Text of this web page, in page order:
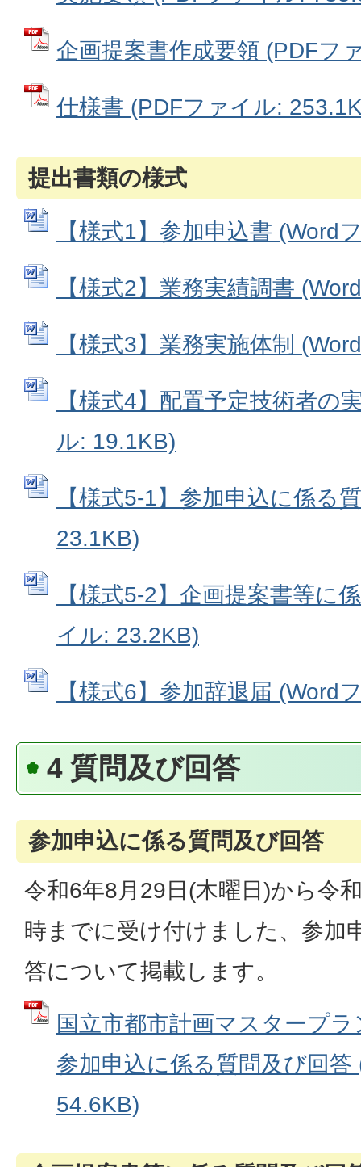
企画提案書作成要領 (PDFフ
仕様書 (PDFファイル:
提出書類の様式
【様式1】参加申込書 (Word
【様式2】業務実績調書
【様式3】業務実施体制
【様式4】配置予定技術者の
ル: 19.1KB)
【様式5-1】参加申込に係る
23.1KB)
【様式5-2】企画提案書等に
イル: 23.2KB)
【様式6】参加辞退届 (Word
4 質問及び回答
参加申込に係る質問及び回答
令和6年8月29日(木曜日)から令
時までに受け付けました、参加
答について掲載します。
国立市都市計画マスタープ
参加申込に係る質問及び回
54.6KB)